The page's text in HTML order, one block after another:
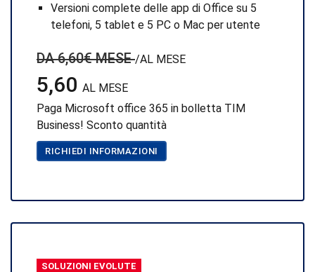
Versioni complete delle app di Office su 5
telefoni, 5 tablet e 5 PC o Mac per utente
DA 6,60€ MESE/AL MESE
5,60 AL MESE
Paga Microsoft office 365 in bolletta TIM
Business! Sconto quantità
RICHIEDI INFORMAZIONI
SOLUZIONI EVOLUTE